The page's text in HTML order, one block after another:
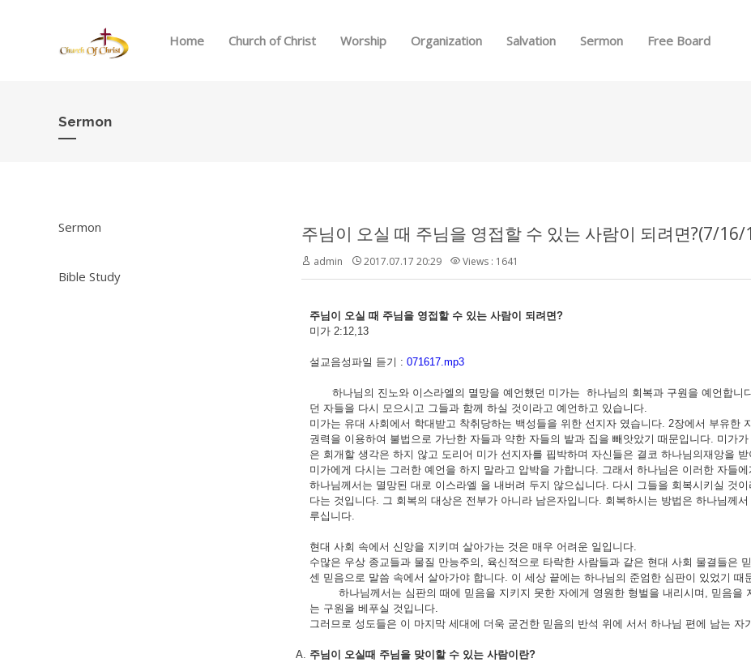
Home Church of Christ Worship Organization Salvation Sermon Free Board
Sermon
Sermon
Bible Study
주님이 오실 때 주님을 영접할 수 있는 사람이 되려면?(7/16/
admin 2017.07.17 20:29 Views : 1641
주님이 오실 때 주님을 영접할 수 있는 사람이 되려면?
미가 2:12,13
설교음성파일 듣기 : 071617.mp3
하나님의 진노와 이스라엘의 멸망을 예언했던 미가는 하나님의 회복과 구원을 예언합니
던 자들을 다시 모으시고 그들과 함께 하실 것이라고 예언하고 있습니다.
미가는 유대 사회에서 학대받고 착취당하는 백성들을 위한 선지자 였습니다. 2장에서 부유한
권력을 이용하여 불법으로 가난한 자들과 약한 자들의 밭과 집을 빼앗았기 때문입니다. 미가
은 회개할 생각은 하지 않고 도리어 미가 선지자를 핍박하며 자신들은 결코 하나님의재앙을
미가에게 다시는 그러한 예언을 하지 말라고 압박을 가합니다. 그래서 하나님은 이러한 자들
하나님께서는 멸망된 대로 이스라엘 을 내버려 두지 않으십니다. 다시 그들을 회복시키실 것
다는 것입니다. 그 회복의 대상은 전부가 아니라 남은자입니다. 회복하시는 방법은 하나님께
루십니다.
현대 사회 속에서 신앙을 지키며 살아가는 것은 매우 어려운 일입니다.
수많은 우상 종교들과 물질 만능주의, 육신적으로 타락한 사람들과 같은 현대 사회 물결들은
센 믿음으로 말씀 속에서 살아가야 합니다. 이 세상 끝에는 하나님의 준엄한 심판이 있었기 때
하나님께서는 심판의 때에 믿음을 지키지 못한 자에게 영원한 형벌을 내리시며, 믿음을
는 구원을 베푸실 것입니다.
그러므로 성도들은 이 마지막 세대에 더욱 굳건한 믿음의 반석 위에 서서 하나님 편에 남는 자
주님이 오실때 주님을 맞이할 수 있는 사람이란?